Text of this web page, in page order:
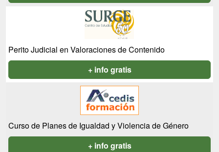
Perito Judicial en Valoraciones de Contenido
+ info gratis
Curso de Planes de Igualdad y Violencia de Género
+ info gratis